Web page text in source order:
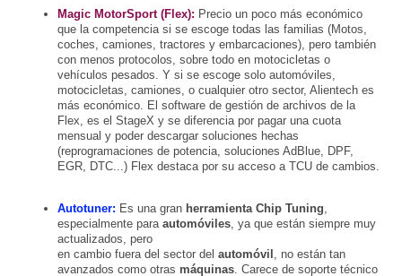
Magic MotorSport (Flex): Precio un poco más económico
que la competencia si se escoge todas las familias (Motos,
coches, camiones, tractores y embarcaciones), pero también
con menos protocolos, sobre todo en motocicletas o
vehículos pesados. Y si se escoge solo automóviles,
motocicletas, camiones, o cualquier otro sector, Alientech es
más económico.
El software de gestión de archivos de la
Flex, es el StageX y se diferencia por pagar una cuota
mensual y poder descargar soluciones hechas
(reprogramaciones de potencia, soluciones AdBlue, DPF,
EGR, DTC...) Flex destaca por su acceso a TCU de cambios.
Autotuner: Es una gran herramienta Chip Tuning
especialmente para automóviles , ya que están siempre muy
actualizados, pero
en cambio fuera del sector del automóvil
, no están tan
avanzados como otras máquinas . Carece de soporte técnico